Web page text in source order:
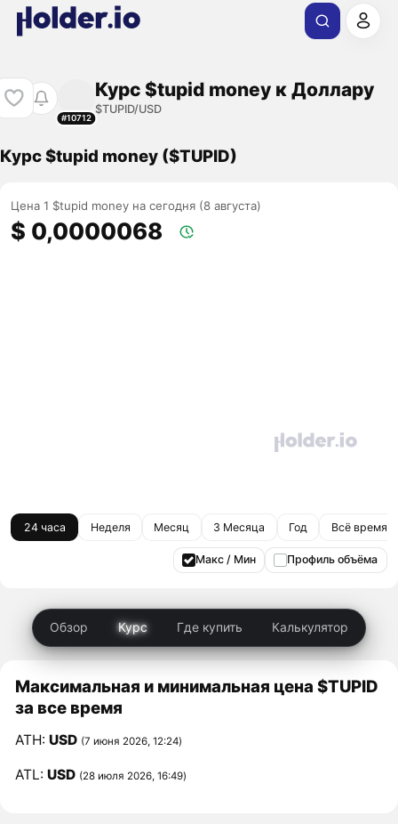
#10712
Курс $tupid money к Доллару
$TUPID/USD
Курс $tupid money ($TUPID)
Цена 1 $tupid money на сегодня (8 августа)
$ 0,0000068
24 часа Неделя Месяц 3 Месяца Год Всё время
Макс / Мин Профиль объёма
Обзор Курс Где купить Калькулятор
Максимальная и минимальная цена $TUPID
за все время
ATH:USD (7 июня 2026, 12:24)
ATL:USD (28 июля 2026, 16:49)